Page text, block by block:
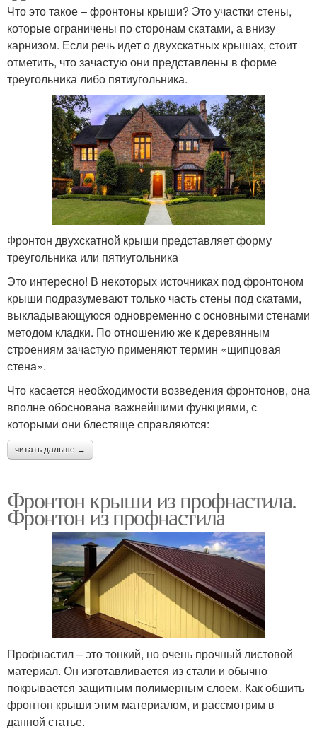
Что это такое – фронтоны крыши? Это участки стены,
которые ограничены по сторонам скатами, а внизу
карнизом. Если речь идет о двухскатных крышах, стоит
отметить, что зачастую они представлены в форме
треугольника либо пятиугольника.
Фронтон двухскатной крыши представляет форму
треугольника или пятиугольника
Это интересно! В некоторых источниках под фронтоном
крыши подразумевают только часть стены под скатами,
выкладывающуюся одновременно с основными стенами
методом кладки. По отношению же к деревянным
строениям зачастую применяют термин «щипцовая
стена».
Что касается необходимости возведения фронтонов, она
вполне обоснована важнейшими функциями, с
которыми они блестяще справляются:
читать дальше →
Фронтон крыши из профнастила.
Фронтон из профнастила
Профнастил – это тонкий, но очень прочный листовой
материал. Он изготавливается из стали и обычно
покрывается защитным полимерным слоем. Как обшить
фронтон крыши этим материалом, и рассмотрим в
данной статье.